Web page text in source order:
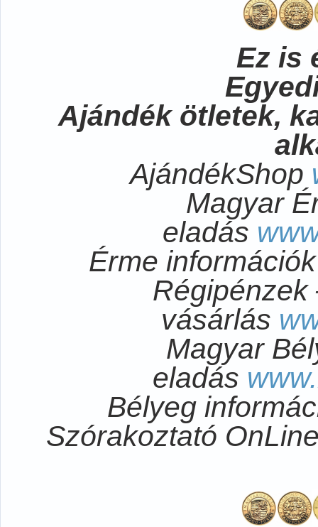
Ez is
Ajándék ötletek,
AjándékShop
Magyar
eladás
Érme
Régipénzek
vásárlás
Magyar
eladás
Bélyeg
Szórakoztató